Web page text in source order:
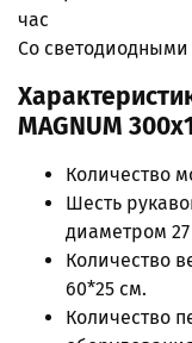
час
Со светодиодными
MAGNUM
Количество
Шесть
диаметром
Количество
60*25 см.
Количество